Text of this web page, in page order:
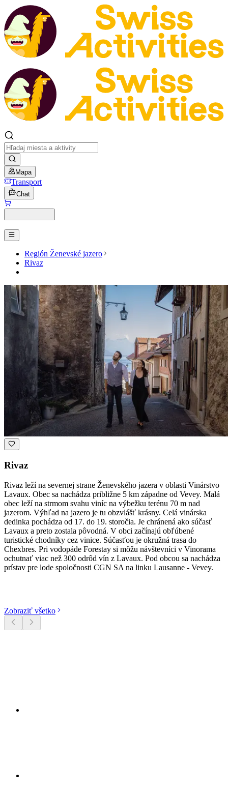
Mapa
Transport
Chat
Región Ženevské jazero
Rivaz
Rivaz
Rivaz leží na severnej strane Ženevského jazera v oblasti Vinárstvo
Lavaux. Obec sa nachádza približne 5 km západne od Vevey. Malá
obec leží na strmom svahu viníc na výbežku terénu 70 m nad
jazerom. Výhľad na jazero je tu obzvlášť krásny. Celá vinárska
dedinka pochádza od 17. do 19. storočia. Je chránená ako súčasť
Lavaux a preto zostala pôvodná. V obci začínajú obľúbené
turistické chodníky cez vinice. Súčasťou je okružná trasa do
Chexbres. Pri vodopáde Forestay si môžu návštevníci v Vinorama
ochutnať viac než 300 odrôd vín z Lavaux. Pod obcou sa nachádza
prístav pre lode spoločnosti CGN SA na linku Lausanne - Vevey.
Zobraziť všetko